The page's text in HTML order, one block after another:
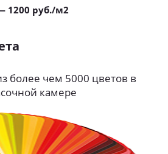
1200 руб./м2
более чем 5000 цветов в
камере